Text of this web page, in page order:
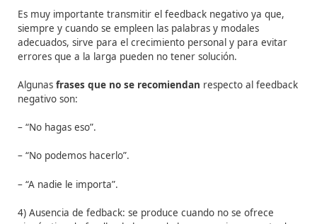
Para que se produzca el feedback, el mensaje tiene
haberse comprendido perfectamente. Esto se sabe
de alguna manera, el receptor le indica al emisor que
recibido y comprendido su mensaje.
En ocasiones, es la propia persona emisora la que
provocar que se produzca el feedback. Esto lo
medio de gestos, expresiones, etc.